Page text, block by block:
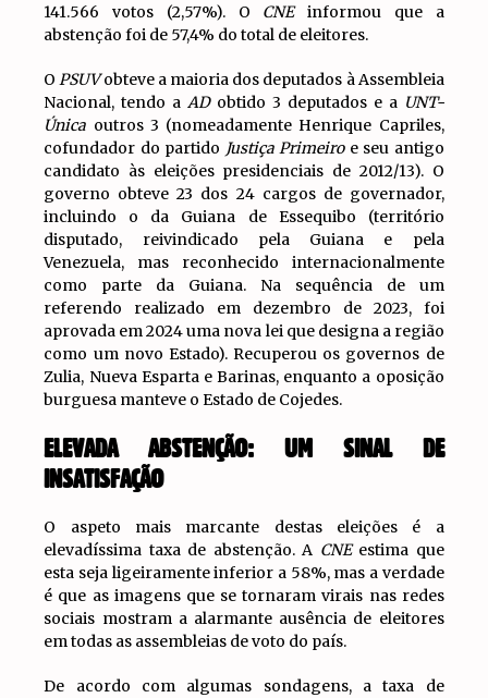
141.566 votos (2,57%). O CNEinformou que a
abstenção foi de 57,4% do total de eleitores.
OPSUVobteve a maioria dos deputados à Assembleia
Nacional, tendo aADobtido 3 deputados e a UNT-
Única outros 3 (nomeadamente Henrique Capriles,
cofundador do partido Justiça Primeiroe seu antigo
candidato às eleições presidenciais de 2012/13). O
governo obteve 23 dos 24 cargos de governador,
incluindo o da Guiana de Essequibo (território
disputado, reivindicado pela Guiana e pela
Venezuela, mas reconhecido internacionalmente
como parte da Guiana. Na sequência de um
referendo realizado em dezembro de 2023, foi
aprovada em 2024 uma nova lei que designa a região
como um novo Estado). Recuperou os governos de
Zulia, Nueva Esparta e Barinas, enquanto a oposição
burguesa manteve o Estado de Cojedes.
ELEVADA ABSTENÇÃO: UM SINAL DE
INSATISFAÇÃO
O aspeto mais marcante destas eleições é a
elevadíssima taxa de abstenção. A CNEestima que
esta seja ligeiramente inferior a 58%, mas a verdade
é que as imagens que se tornaram virais nas redes
sociais mostram a alarmante ausência de eleitores
em todas as assembleias de voto do país.
De acordo com algumas sondagens, a taxa de